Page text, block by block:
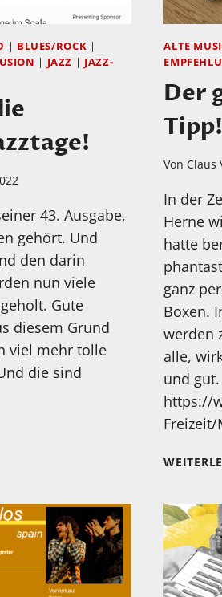
| BLUES/ROCK |
| JAZZ | JAZZ-
43. Ausgabe,
gehört. Und
den darin
nun viele
Gute
diesem Grund
viel mehr tolle
die sind
ALTE
Der
Tipp!
Von Claus
In der
Herne
hatte
ganz
Boxen.
werden
alle,
und
https://